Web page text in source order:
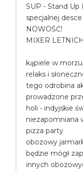
SUP - Stand Up
specjalnej
NOWOŚĆ!
MIXER
kąpiele w
relaks i
tego odrobina
prowadzone
holi - indyjskie
niezapomniana
pizza party
obozowy
będzie mógł
innych